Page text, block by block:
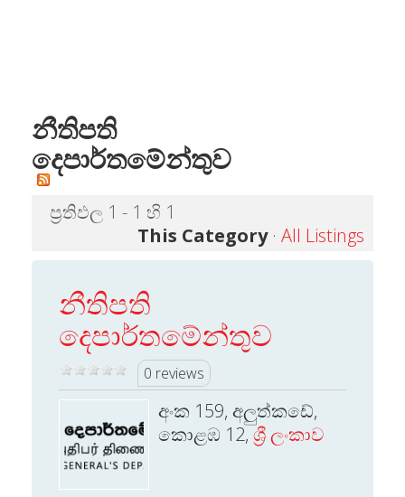
නීතිපති
දෙපාර්තමේන්තුව
ප්‍රතිඵල 1 - 1 හි 1
This Category· All Listings
නීතිපති
දෙපාර්තමේන්තුව
0 reviews
අංක 159, අලුත්කඩේ,
කොළඹ 12, ශ්‍රී ලංකාව